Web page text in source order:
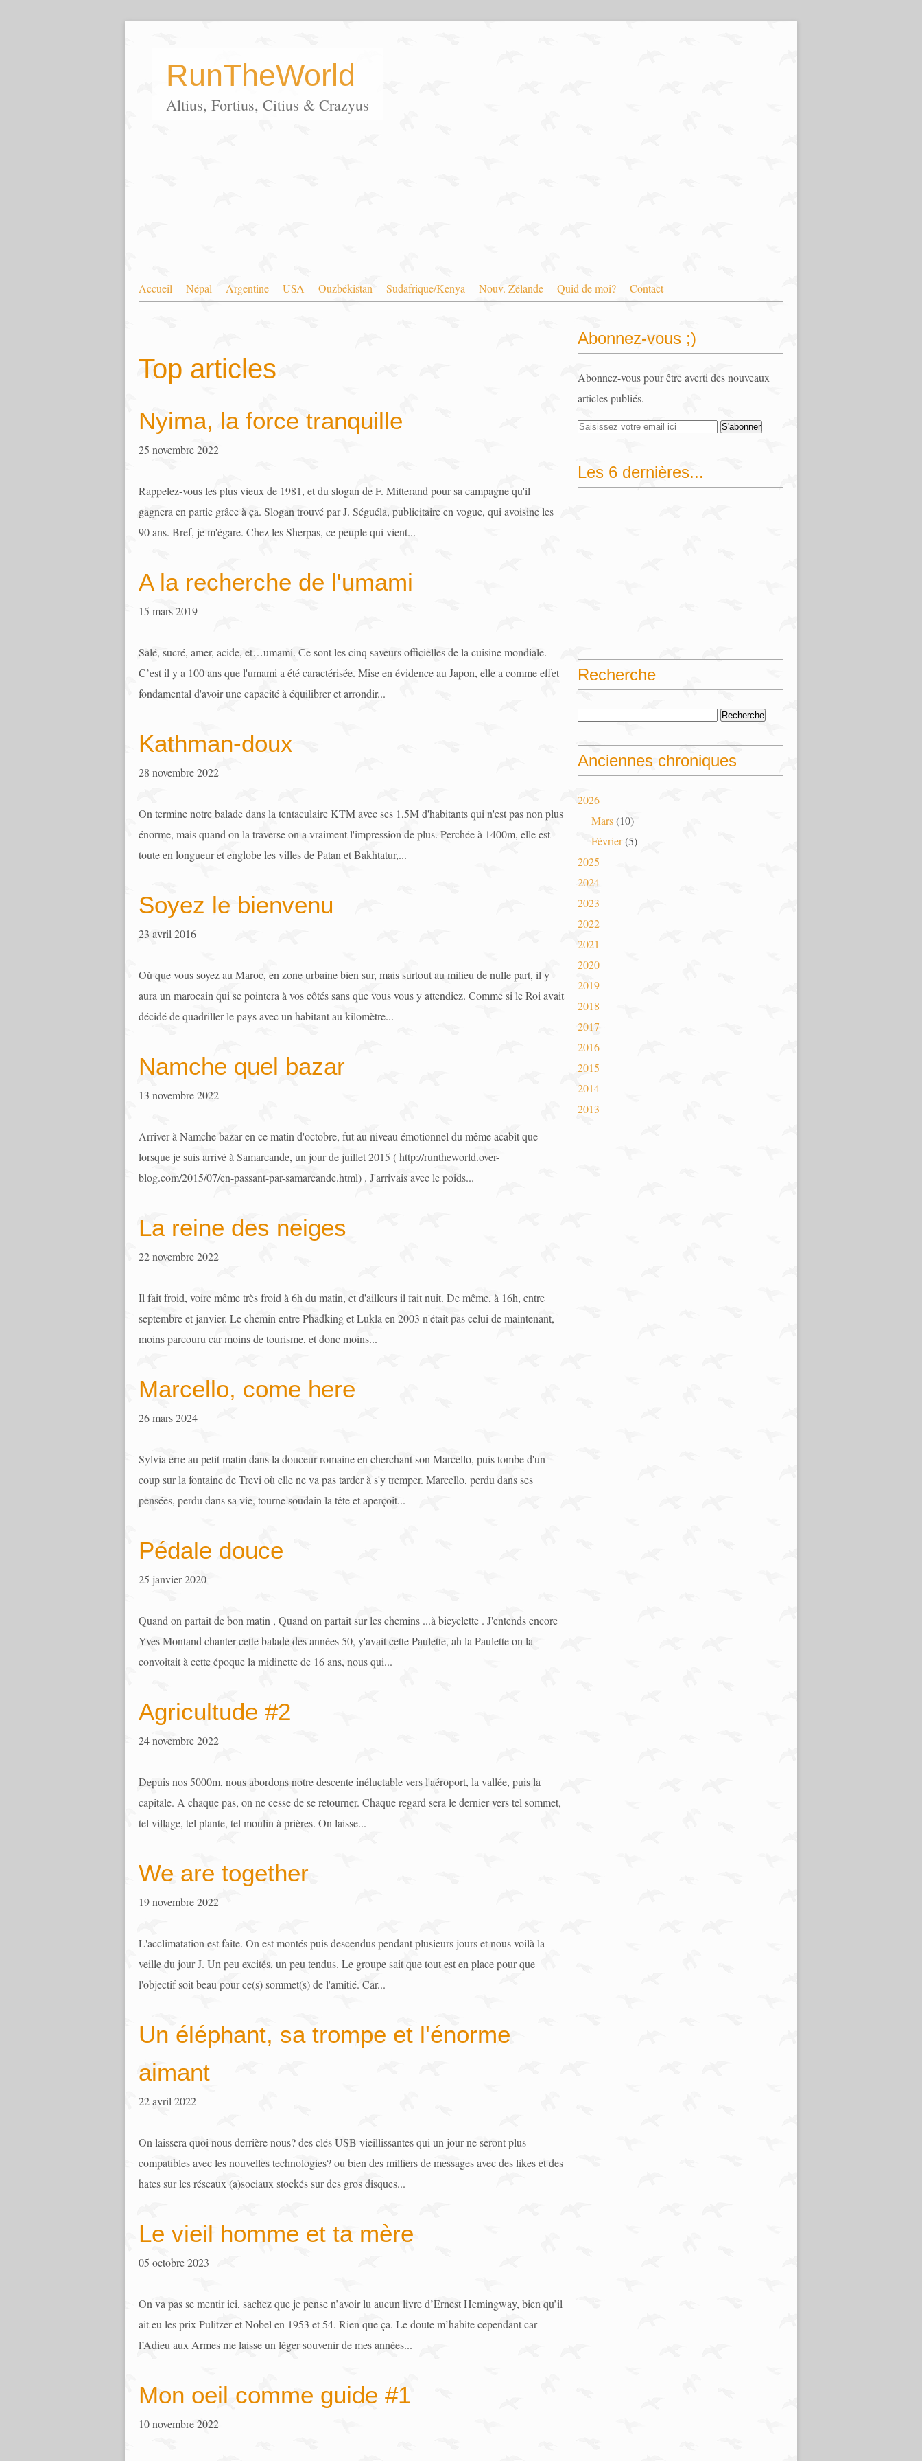
RunTheWorld
Altius, Fortius, Citius & Crazyus
Accueil Népal Argentine USA Ouzbékistan Sudafrique/Kenya Nouv. Zélande Quid de moi? Contact
Top articles
Nyima, la force tranquille
25 novembre 2022
Rappelez-vous les plus vieux de 1981, et du slogan de F. Mitterand pour sa campagne qu'il
gagnera en partie grâce à ça. Slogan trouvé par J. Séguéla, publicitaire en vogue, qui avoisine les
90 ans. Bref, je m'égare. Chez les Sherpas, ce peuple qui vient...
A la recherche de l'umami
15 mars 2019
Salé, sucré, amer, acide, et…umami. Ce sont les cinq saveurs officielles de la cuisine mondiale.
C’est il y a 100 ans que l'umami a été caractérisée. Mise en évidence au Japon, elle a comme effet
fondamental d'avoir une capacité à équilibrer et arrondir...
Kathman-doux
28 novembre 2022
On termine notre balade dans la tentaculaire KTM avec ses 1,5M d'habitants qui n'est pas non plus
énorme, mais quand on la traverse on a vraiment l'impression de plus. Perchée à 1400m, elle est
toute en longueur et englobe les villes de Patan et Bakhtatur,...
Soyez le bienvenu
23 avril 2016
Où que vous soyez au Maroc, en zone urbaine bien sur, mais surtout au milieu de nulle part, il y
aura un marocain qui se pointera à vos côtés sans que vous vous y attendiez. Comme si le Roi avait
décidé de quadriller le pays avec un habitant au kilomètre...
Namche quel bazar
13 novembre 2022
Arriver à Namche bazar en ce matin d'octobre, fut au niveau émotionnel du même acabit que
lorsque je suis arrivé à Samarcande, un jour de juillet 2015 ( http://runtheworld.over-
blog.com/2015/07/en-passant-par-samarcande.html) . J'arrivais avec le poids...
La reine des neiges
22 novembre 2022
Il fait froid, voire même très froid à 6h du matin, et d'ailleurs il fait nuit. De même, à 16h, entre
septembre et janvier. Le chemin entre Phadking et Lukla en 2003 n'était pas celui de maintenant,
moins parcouru car moins de tourisme, et donc moins...
Marcello, come here
26 mars 2024
Sylvia erre au petit matin dans la douceur romaine en cherchant son Marcello, puis tombe d'un
coup sur la fontaine de Trevi où elle ne va pas tarder à s'y tremper. Marcello, perdu dans ses
pensées, perdu dans sa vie, tourne soudain la tête et aperçoit...
Pédale douce
25 janvier 2020
Quand on partait de bon matin , Quand on partait sur les chemins ...à bicyclette . J'entends encore
Yves Montand chanter cette balade des années 50, y'avait cette Paulette, ah la Paulette on la
convoitait à cette époque la midinette de 16 ans, nous qui...
Agricultude #2
24 novembre 2022
Depuis nos 5000m, nous abordons notre descente inéluctable vers l'aéroport, la vallée, puis la
capitale. A chaque pas, on ne cesse de se retourner. Chaque regard sera le dernier vers tel sommet,
tel village, tel plante, tel moulin à prières. On laisse...
We are together
19 novembre 2022
L'acclimatation est faite. On est montés puis descendus pendant plusieurs jours et nous voilà la
veille du jour J. Un peu excités, un peu tendus. Le groupe sait que tout est en place pour que
l'objectif soit beau pour ce(s) sommet(s) de l'amitié. Car...
Un éléphant, sa trompe et l'énorme
aimant
22 avril 2022
On laissera quoi nous derrière nous? des clés USB vieillissantes qui un jour ne seront plus
compatibles avec les nouvelles technologies? ou bien des milliers de messages avec des likes et des
hates sur les réseaux (a)sociaux stockés sur des gros disques...
Le vieil homme et ta mère
05 octobre 2023
On va pas se mentir ici, sachez que je pense n’avoir lu aucun livre d’Ernest Hemingway, bien qu’il
ait eu les prix Pulitzer et Nobel en 1953 et 54. Rien que ça. Le doute m’habite cependant car
l’Adieu aux Armes me laisse un léger souvenir de mes années...
Mon oeil comme guide #1
10 novembre 2022
Abonnez-vous ;)
Abonnez-vous pour être averti des nouveaux
articles publiés.
Les 6 dernières...
Recherche
Anciennes chroniques
2026
Mars(10)
Février(5)
2025
2024
2023
2022
2021
2020
2019
2018
2017
2016
2015
2014
2013